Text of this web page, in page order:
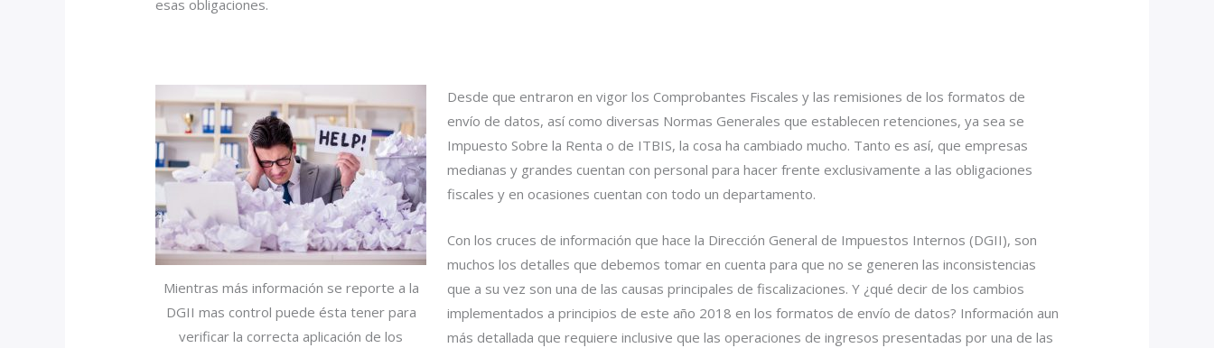
esas obligaciones.
Mientras más información se reporte a la
DGII mas control puede ésta tener para
verificar la correcta aplicación de los
Desde que entraron en vigor los Comprobantes Fiscales y las remisiones de los formatos de
envío de datos, así como diversas Normas Generales que establecen retenciones, ya sea se
Impuesto Sobre la Renta o de ITBIS, la cosa ha cambiado mucho. Tanto es así, que empresas
medianas y grandes cuentan con personal para hacer frente exclusivamente a las obligaciones
fiscales y en ocasiones cuentan con todo un departamento.
Con los cruces de información que hace la Dirección General de Impuestos Internos (DGII), son
muchos los detalles que debemos tomar en cuenta para que no se generen las inconsistencias
que a su vez son una de las causas principales de fiscalizaciones. Y ¿qué decir de los cambios
implementados a principios de este año 2018 en los formatos de envío de datos? Información aun
más detallada que requiere inclusive que las operaciones de ingresos presentadas por una de las